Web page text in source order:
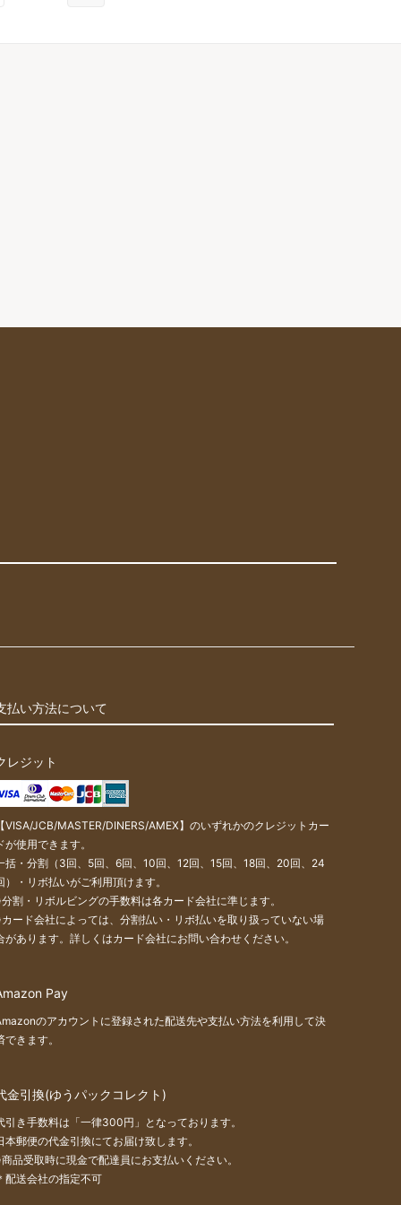
払い方法について
レジット
VISA/JCB/MASTER/DINERS/AMEX】のいずれかのクレジットカー
が使用できます。
括・分割（3回、5回、6回、10回、12回、15回、18回、20回、24
）・リボ払いがご利用頂けます。
割・リボルビングの手数料は各カード会社に準じます。
ード会社によっては、分割払い・リボ払いを取り扱っていない場
があります。詳しくはカード会社にお問い合わせください。
Pay
のアカウントに登録された配送先や支払い方法を利用して決
できます。
金引換(ゆうパックコレクト)
引き手数料は「一律300円」となっております。
本郵便の代金引換にてお届け致します。
品受取時に現金で配達員にお支払いください。
配送会社の指定不可